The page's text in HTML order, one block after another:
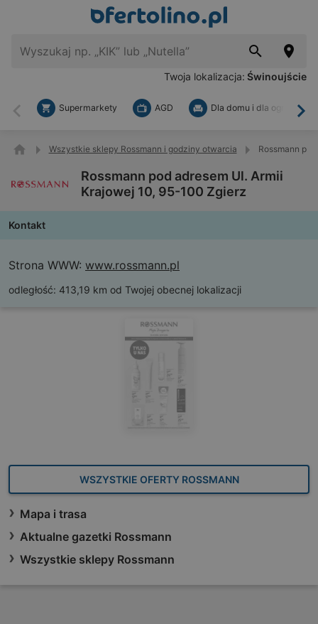
Twoja lokalizacja: Świnoujście
Wstecz
Supermarkety AGD Dla domu i dla ogrodu
Wszystkie sklepy Rossmann i godziny otwarcia Rossmann
Rossmann pod adresem Ul. Armii
Krajowej 10, 95-100 Zgierz
Kontakt
Strona WWW: www.rossmann.pl
odległość: 413,19 km od Twojej obecnej lokalizacji
WSZYSTKIE OFERTY ROSSMANN
Mapa i trasa
Aktualne gazetki Rossmann
Wszystkie sklepy Rossmann